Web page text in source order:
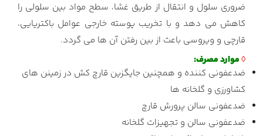
ضروری سلول و انتقال از طریق غشا، سطح مواد بین سلولی را
کاهش می دهد و با تخریب پوسته خارجی عوامل باکتریایی،
قارچی و ویروسی باعث از بین رفتن آن ها می گردد.
◊موارد مصرف:
ضدعفونی کننده و همچنین جایگزین قارچ کش در زمینن های
کشاورزی و گلخانه ها
ضدعفونی سالن پرورش قارچ
ضدعفونی سالن و تجهیزات گلخانه